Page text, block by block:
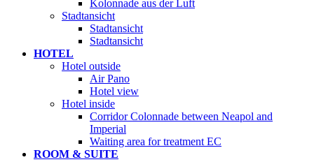
Kolonnade aus der Luft
Stadtansicht
Stadtansicht
Stadtansicht
HOTEL
Hotel outside
Air Pano
Hotel view
Hotel inside
Corridor Colonnade between Neapol and
Imperial
Waiting area for treatment EC
ROOM & SUITE